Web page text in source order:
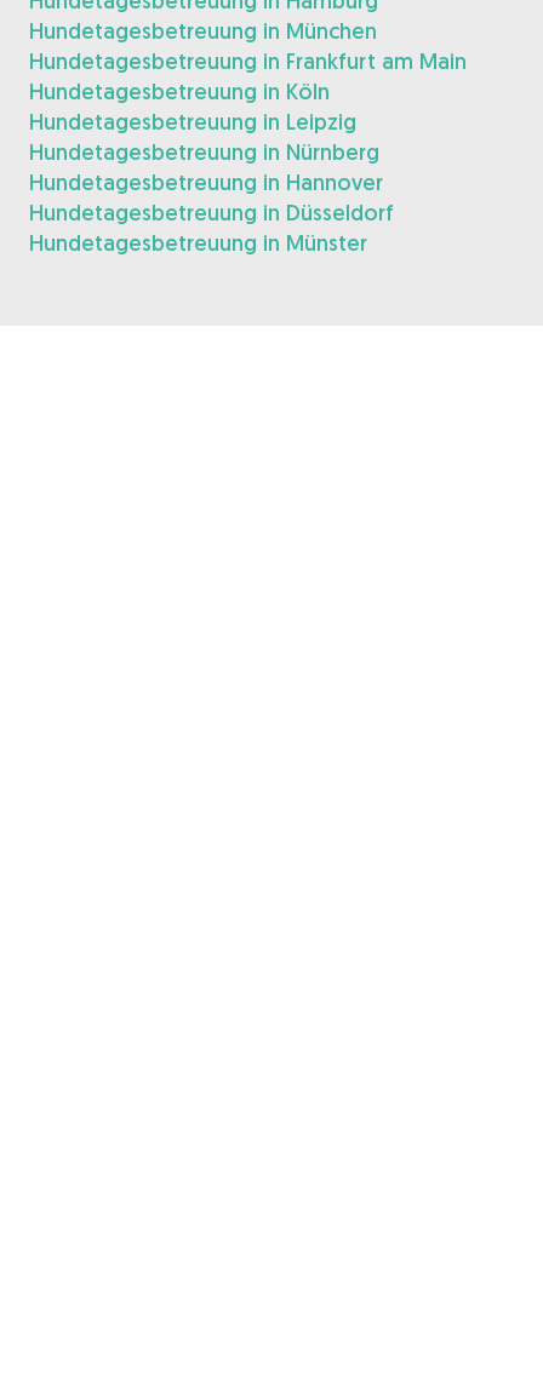
Hundetagesbetreuung in München
Hundetagesbetreuung in Frankfurt am Main
Hundetagesbetreuung in Köln
Hundetagesbetreuung in Leipzig
Hundetagesbetreuung in Nürnberg
Hundetagesbetreuung in Hannover
Hundetagesbetreuung in Düsseldorf
Hundetagesbetreuung in Münster